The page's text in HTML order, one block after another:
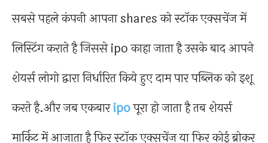
सबसे पहले कंपनी आपना shares को स्टॉक एक्सचेंज में
लिस्टिंग कराते है जिससे ipo काहा जाता है उसके बाद आपने
शेयर्स लोगो द्वारा निर्धारित किये हुए दाम पार पब्लिक को इशू
करते है.और जब एकबारipoपूरा हो जाता है तब शेयर्स
मार्किट में आजाता है फिर स्टॉक एक्सचेंज या फिर कोई ब्रोकर